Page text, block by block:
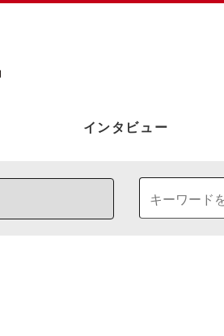
インタビュー